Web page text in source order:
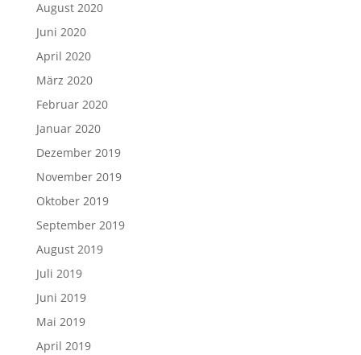
August 2020
Juni 2020
April 2020
März 2020
Februar 2020
Januar 2020
Dezember 2019
November 2019
Oktober 2019
September 2019
August 2019
Juli 2019
Juni 2019
Mai 2019
April 2019